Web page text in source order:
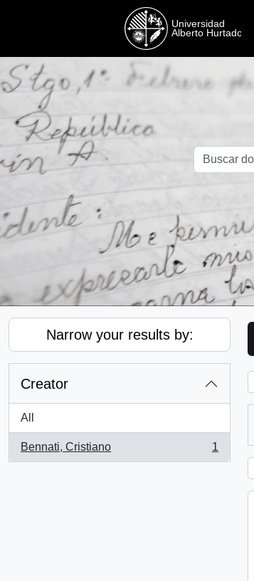
Narrow your results by:
Creator
All
Bennati, Cristiano
, 1 results
1